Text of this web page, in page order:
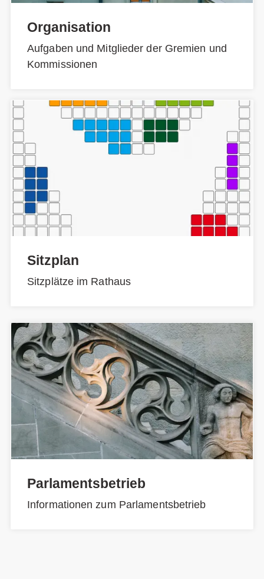
Organisation
Aufgaben und Mitglieder der Gremien und
Kommissionen
Sitzplan
Sitzplätze im Rathaus
Parlamentsbetrieb
Informationen zum Parlamentsbetrieb